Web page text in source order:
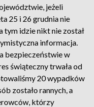
jeżeli
25 i 26 grudnia nie
tym idzie nikt nie został
informacja.
bezpieczeństwie w
świąteczny trwała od
20 wypadków
zostało rannych, a
którzy